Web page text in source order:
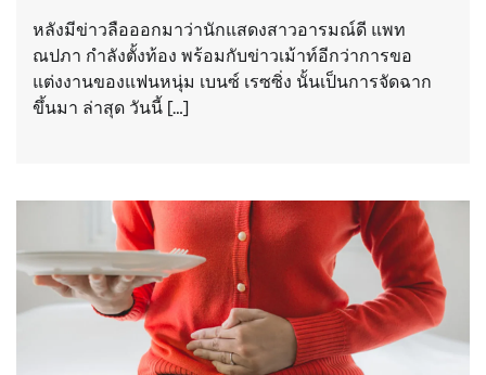
หลังมีข่าวลือออกมาว่านักแสดงสาวอารมณ์ดี แพท
ณปภา กำลังตั้งท้อง พร้อมกับข่าวเม้าท์อีกว่าการขอ
แต่งงานของแฟนหนุ่ม เบนซ์ เรซซิ่ง นั้นเป็นการจัดฉาก
ขึ้นมา ล่าสุด วันนี้ […]